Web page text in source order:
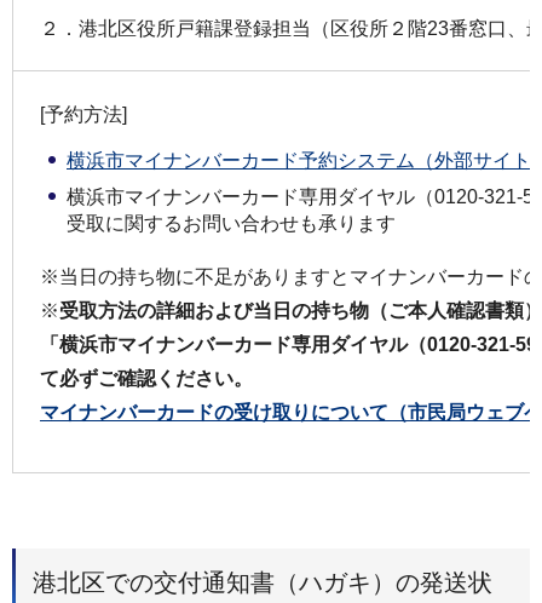
２．港北区役所戸籍課登録担当（区役所２階23番窓口、
[予約方法]
横浜市マイナンバーカード予約システム（外部サイト
横浜市マイナンバーカード専用ダイヤル（0120-321-
受取に関するお問い合わせも承ります
※当日の持ち物に不足がありますとマイナンバーカード
※受取方法の詳細および当日の持ち物（ご本人確認書類
「横浜市マイナンバーカード専用ダイヤル（0120-321-
て必ずご確認ください。
マイナンバーカードの受け取りについて（市民局ウェブ
港北区での交付通知書（ハガキ）の発送状